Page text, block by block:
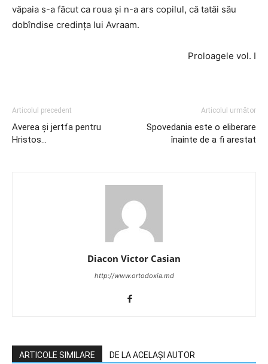
văpaia s-a făcut ca roua și n-a ars copilul, că tatăi său
dobîndise credința lui Avraam.
Proloagele vol. I
Articolul precedent
Averea și jertfa pentru
Hristos…
Articolul următor
Spovedania este o eliberare
înainte de a fi arestat
Diacon Victor Casian
http://www.ortodoxia.md
ARTICOLE SIMILARE DE LA ACELAȘI AUTOR